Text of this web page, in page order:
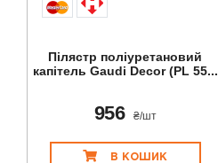
Пілястр поліуретановий
капітель Gaudi Decor (PL 55...
956 ₴/шт
В КОШИК